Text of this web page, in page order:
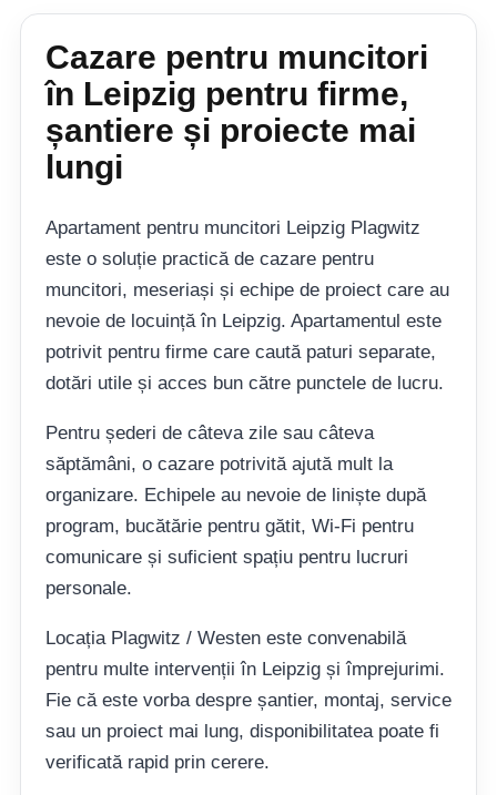
Cazare pentru muncitori
în Leipzig pentru firme,
șantiere și proiecte mai
lungi
Apartament pentru muncitori Leipzig Plagwitz
este o soluție practică de cazare pentru
muncitori, meseriași și echipe de proiect care au
nevoie de locuință în Leipzig. Apartamentul este
potrivit pentru firme care caută paturi separate,
dotări utile și acces bun către punctele de lucru.
Pentru șederi de câteva zile sau câteva
săptămâni, o cazare potrivită ajută mult la
organizare. Echipele au nevoie de liniște după
program, bucătărie pentru gătit, Wi-Fi pentru
comunicare și suficient spațiu pentru lucruri
personale.
Locația Plagwitz / Westen este convenabilă
pentru multe intervenții în Leipzig și împrejurimi.
Fie că este vorba despre șantier, montaj, service
sau un proiect mai lung, disponibilitatea poate fi
verificată rapid prin cerere.